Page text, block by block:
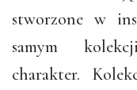
stworzone w
samym
charakter.